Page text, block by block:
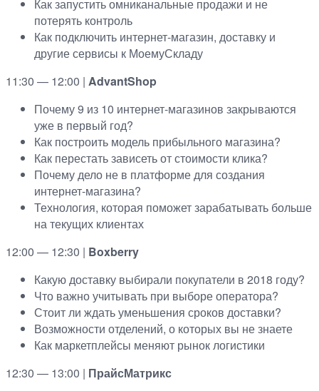
Как запустить омниканальные продажи и не
потерять контроль
Как подключить интернет-магазин, доставку и
другие сервисы к МоемуСкладу
11:30 — 12:00 | AdvantShop
Почему 9 из 10 интернет-магазинов закрываются
уже в первый год?
Как построить модель прибыльного магазина?
Как перестать зависеть от стоимости клика?
Почему дело не в платформе для создания
интернет-магазина?
Технология, которая поможет зарабатывать больше
на текущих клиентах
12:00 — 12:30 | Boxberry
Какую доставку выбирали покупатели в 2018 году?
Что важно учитывать при выборе оператора?
Стоит ли ждать уменьшения сроков доставки?
Возможности отделений, о которых вы не знаете
Как маркетплейсы меняют рынок логистики
12:30 — 13:00 | ПрайсМатрикс